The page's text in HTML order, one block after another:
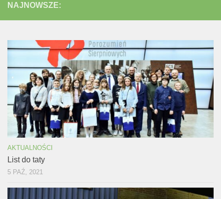
NAJNOWSZE:
AKTUALNOŚCI
List do taty
5 PAŹ, 2021